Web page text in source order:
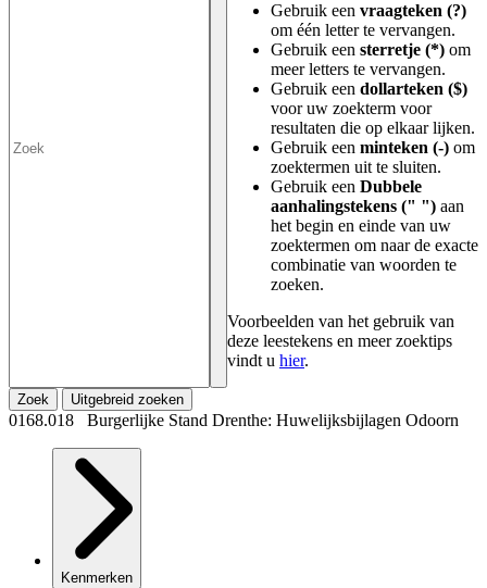
Gebruik een vraagteken (?)
om één letter te vervangen.
Gebruik een sterretje (*) om
meer letters te vervangen.
Gebruik een dollarteken ($)
voor uw zoekterm voor
resultaten die op elkaar lijken.
Gebruik een minteken (-) om
zoektermen uit te sluiten.
Gebruik een Dubbele
aanhalingstekens (" ") aan
het begin en einde van uw
zoektermen om naar de exacte
combinatie van woorden te
zoeken.
Voorbeelden van het gebruik van
deze leestekens en meer zoektips
vindt u hier.
Zoek Uitgebreid zoeken
0168.018 Burgerlijke Stand Drenthe: Huwelijksbijlagen Odoorn
Kenmerken